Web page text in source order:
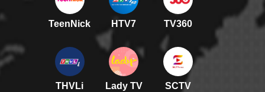
TeenNick HTV7 TV360
THVLi Lady TV
SCTV